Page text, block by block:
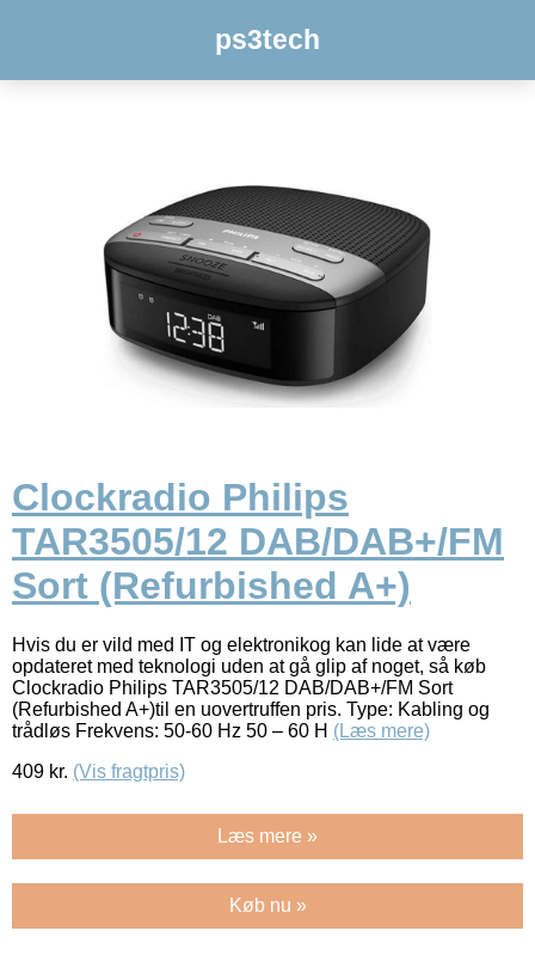
ps3tech
Clockradio Philips
TAR3505/12 DAB/DAB+/FM
Sort (Refurbished A+)
Hvis du er vild med IT og elektronikog kan lide at være
opdateret med teknologi uden at gå glip af noget, så køb
Clockradio Philips TAR3505/12 DAB/DAB+/FM Sort
(Refurbished A+)til en uovertruffen pris. Type: Kabling og
trådløs Frekvens: 50-60 Hz 50 – 60 H (Læs mere)
409 kr. (Vis fragtpris)
Læs mere »
Køb nu »